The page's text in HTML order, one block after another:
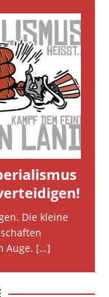
Die kleine
Auge. […]